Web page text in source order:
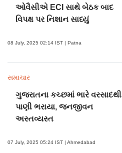
ઓવૈસીએ ECI સાથે બેઠક બાદ
વિપક્ષ પર નિશાન સાધ્યું
08 July, 2025 02:14 IST | Patna
સમાચાર
ગુજરાતના કચ્છમાં ભારે વરસાદથી
પાણી ભરાયા, જનજીવન
અસ્તવ્યસ્ત
07 July, 2025 05:24 IST | Ahmedabad